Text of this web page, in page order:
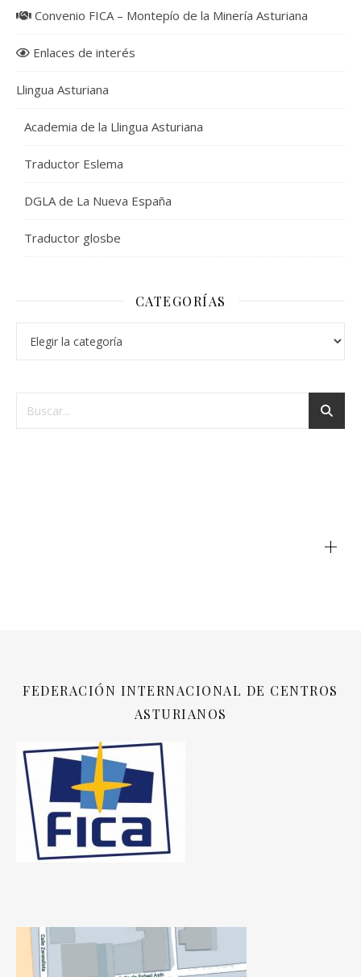
Convenio FICA – Montepío de la Minería Asturiana
Enlaces de interés
Llingua Asturiana
Academia de la Llingua Asturiana
Traductor Eslema
DGLA de La Nueva España
Traductor glosbe
CATEGORÍAS
+
FEDERACIÓN INTERNACIONAL DE CENTROS
ASTURIANOS